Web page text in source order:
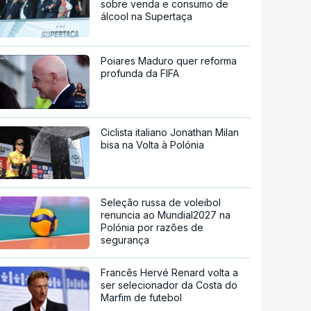
sobre venda e consumo de
álcool na Supertaça
Poiares Maduro quer reforma
profunda da FIFA
Ciclista italiano Jonathan Milan
bisa na Volta à Polónia
Seleção russa de voleibol
renuncia ao Mundial2027 na
Polónia por razões de
segurança
Francês Hervé Renard volta a
ser selecionador da Costa do
Marfim de futebol